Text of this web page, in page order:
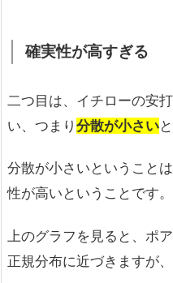
確実性が高すぎる
二つ目は、イチローの安
い、つまり 分散が小さい
分散が小さいということ
性が高いということです。
上のグラフを見ると、ポ
正規分布に近づきますが